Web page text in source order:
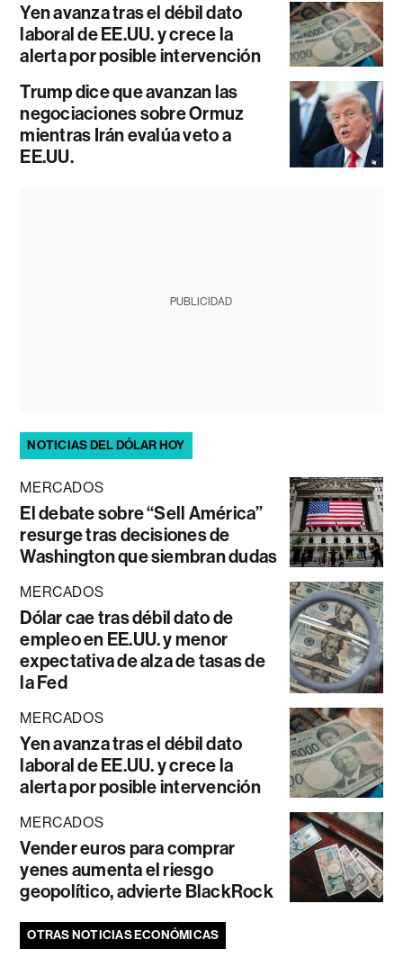
Yen avanza tras el débil dato
laboral de EE.UU. y crece la
alerta por posible intervención
Trump dice que avanzan las
negociaciones sobre Ormuz
mientras Irán evalúa veto a
EE.UU.
PUBLICIDAD
NOTICIAS DEL DÓLAR HOY
MERCADOS
El debate sobre “Sell América”
resurge tras decisiones de
Washington que siembran dudas
MERCADOS
Dólar cae tras débil dato de
empleo en EE.UU. y menor
expectativa de alza de tasas de
la Fed
MERCADOS
Yen avanza tras el débil dato
laboral de EE.UU. y crece la
alerta por posible intervención
MERCADOS
Vender euros para comprar
yenes aumenta el riesgo
geopolítico, advierte BlackRock
OTRAS NOTICIAS ECONÓMICAS